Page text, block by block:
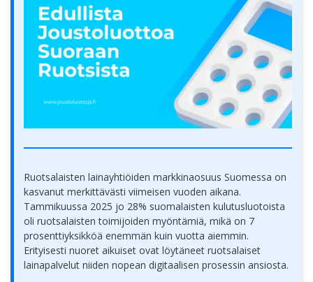
Ruotsalaisten lainayhtiöiden markkinaosuus Suomessa on
kasvanut merkittävästi viimeisen vuoden aikana.
Tammikuussa 2025 jo 28% suomalaisten kulutusluotoista
oli ruotsalaisten toimijoiden myöntämiä, mikä on 7
prosenttiyksikköä enemmän kuin vuotta aiemmin.
Erityisesti nuoret aikuiset ovat löytäneet ruotsalaiset
lainapalvelut niiden nopean digitaalisen prosessin ansiosta.